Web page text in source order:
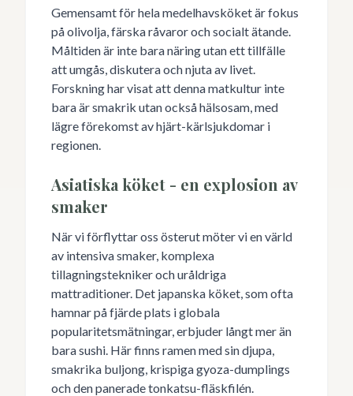
Gemensamt för hela medelhavsköket är fokus
på olivolja, färska råvaror och socialt ätande.
Måltiden är inte bara näring utan ett tillfälle
att umgås, diskutera och njuta av livet.
Forskning har visat att denna matkultur inte
bara är smakrik utan också hälsosam, med
lägre förekomst av hjärt-kärlsjukdomar i
regionen.
Asiatiska köket - en explosion av
smaker
När vi förflyttar oss österut möter vi en värld
av intensiva smaker, komplexa
tillagningstekniker och uråldriga
mattraditioner. Det japanska köket, som ofta
hamnar på fjärde plats i globala
popularitetsmätningar, erbjuder långt mer än
bara sushi. Här finns ramen med sin djupa,
smakrika buljong, krispiga gyoza-dumplings
och den panerade tonkatsu-fläskfilén.